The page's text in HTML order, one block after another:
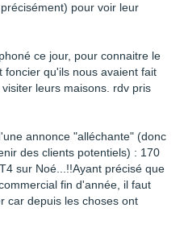
pour voir leur
ce jour, pour connaitre le
foncier qu'ils nous avaient fait
leurs maisons. rdv pris
annonce "alléchante" (donc
des clients potentiels) : 170
sur Noé...!!Ayant précisé que
fin d'année, il faut
car depuis les choses ont